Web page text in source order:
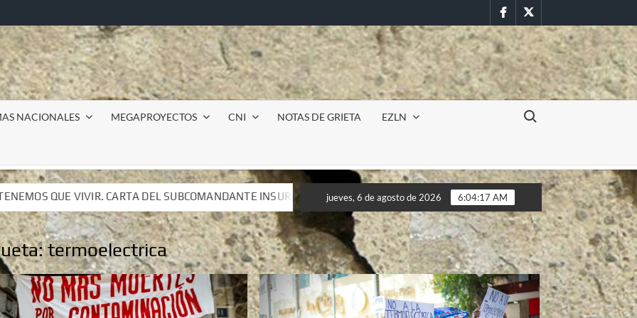
FacebookTwitter
NACIONALES MEGAPROYECTOS CNI NOTAS DE GRIETA EZLN
Buscar:
INSURGENTE MOISÉS A LUIS DE TAVIRA
Incursión militar en la UAEM (Morelos) durante paro
INSURGENTE MOISÉS A LUIS DE TAVIRA
Incursión militar en la UAEM (Morelos) durante paro
jueves, 6 de agosto de 2026 6:04:19 AM
termoelectrica